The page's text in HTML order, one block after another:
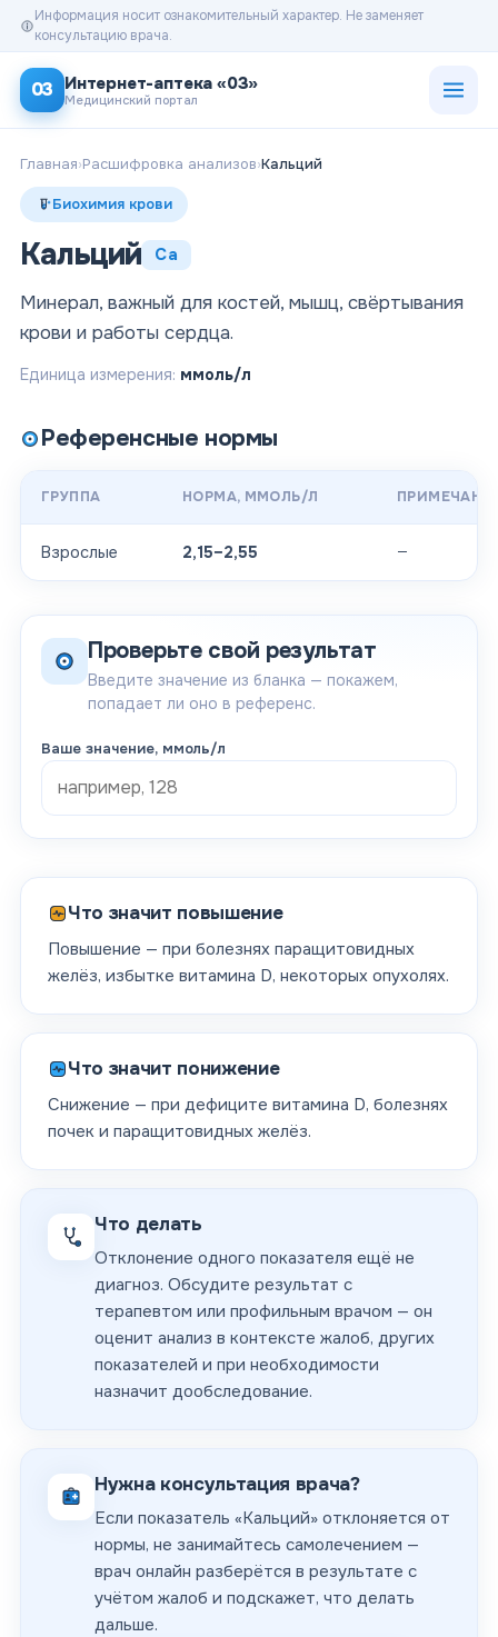
Информация носит ознакомительный характер. Не заменяет
консультацию врача.
03 Интернет-аптека «03»
Медицинский портал
Главная›Расшифровка анализов›Кальций
Биохимия крови
Кальций Ca
Минерал, важный для костей, мышц, свёртывания
крови и работы сердца.
Единица измерения: ммоль/л
Референсные нормы
ГРУППА НОРМА, ММОЛЬ/Л
Взрослые 2,15–2,55 —
Проверьте свой результат
Введите значение из бланка — покажем,
попадает ли оно в референс.
Ваше значение, ммоль/л
Что значит повышение
Повышение — при болезнях паращитовидных
желёз, избытке витамина D, некоторых опухолях.
Что значит понижение
Снижение — при дефиците витамина D, болезнях
почек и паращитовидных желёз.
Что делать
Отклонение одного показателя ещё не
диагноз. Обсудите результат с
терапевтом или профильным врачом — он
оценит анализ в контексте жалоб, других
показателей и при необходимости
назначит дообследование.
Нужна консультация врача?
Если показатель «Кальций» отклоняется от
нормы, не занимайтесь самолечением —
врач онлайн разберётся в результате с
учётом жалоб и подскажет, что делать
дальше.